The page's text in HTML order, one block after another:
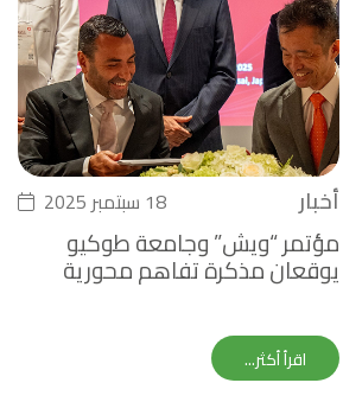
أخبار 18 سبتمبر 2025
مؤتمر “ويش” وجامعة طوكيو
يوقعان مذكرة تفاهم محورية
لتعزيز السياسات الصحية العالمية
خلال معرض أوساكا إكسبو
اقرأ أكثر...